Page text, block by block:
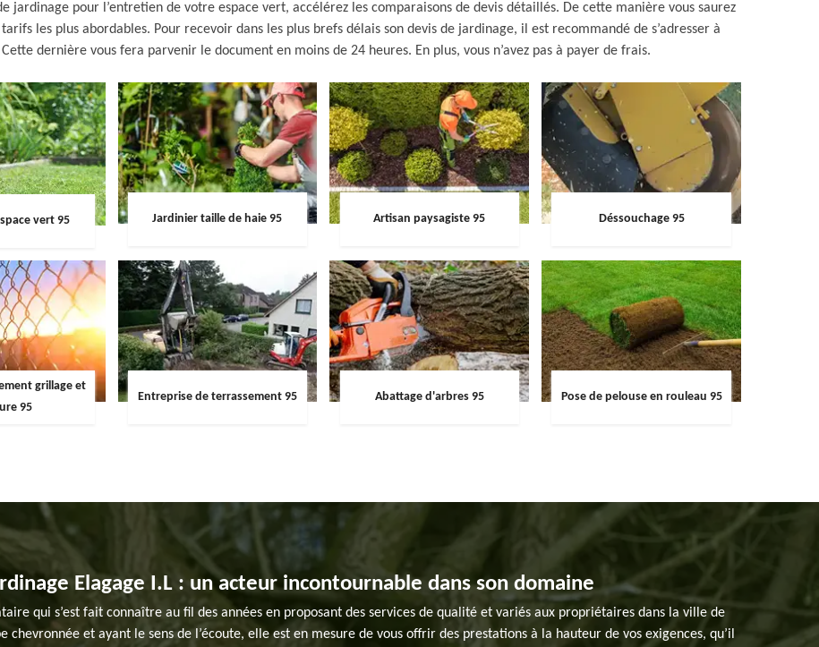
jardinage pour l’entretien de votre espace vert, accélérez les comparaisons de devis détaillés. De cette manière vous saurez
les plus abordables. Pour recevoir dans les plus brefs délais son devis de jardinage, il est recommandé de s’adresser à
dernière vous fera parvenir le document en moins de 24 heures. En plus, vous n’avez pas à payer de frais.
vert 95 Jardinier taille de haie 95 Artisan paysagiste 95 Déssouchage 95
grillage et
95
Entreprise de terrassement 95 Abattage d'arbres 95 Pose de pelouse en rouleau 95
Elagage I.L : un acteur incontournable dans son domaine
qui s’est fait connaître au fil des années en proposant des services de qualité et variés aux propriétaires dans la ville de
chevronnée et ayant le sens de l’écoute, elle est en mesure de vous offrir des prestations à la hauteur de vos exigences, qu’il